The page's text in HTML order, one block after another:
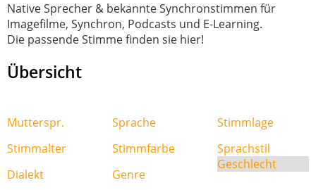
Native Sprecher & bekannte Synchronstimmen für
Imagefilme, Synchron, Podcasts und E-Learning.
Die passende Stimme finden sie hier!
Übersicht